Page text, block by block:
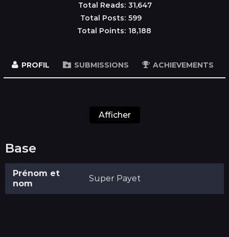
Total Reads: 31,647
Total Posts: 599
Total Points: 18,188
PROFIL SUBMISSIONS ACHIEVEMENTS
Afficher
Base
Prénom et
nom
Super Payet